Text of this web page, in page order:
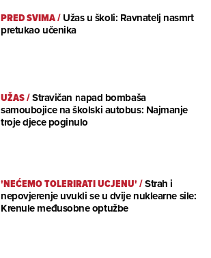
PRED SVIMA/Užas u školi: Ravnatelj nasmrt
pretukao učenika
UŽAS/Stravičan napad bombaša
samoubojice na školski autobus: Najmanje
troje djece poginulo
'NEĆEMO TOLERIRATI UCJENU'/Strah i
nepovjerenje uvukli se u dvije nuklearne sile:
Krenule međusobne optužbe